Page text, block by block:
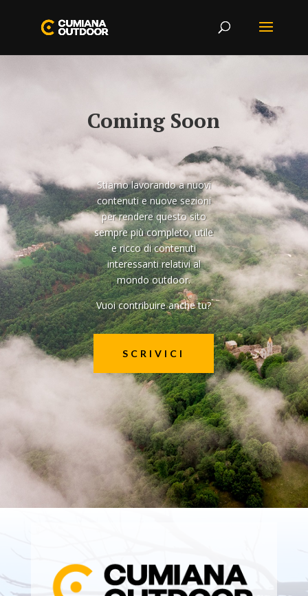
Coming Soon
Stiamo lavorando a nuovi
contenuti e nuove sezioni
per rendere questo sito
sempre più completo, utile
e ricco di contenuti
interessanti relativi al
mondo outdoor.
Vuoi contribuire anche tu?
SCRIVICI